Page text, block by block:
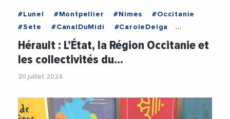
#Lunel #Montpellier #Nimes
#Occitanie
#Sete
#CanalDuMidi
#CaroleDelga
#Europe
#MetropoleDeMontpellier
#PaysDeLOr
#RegionOccitanie
#SeteAgglopoleMediterranee
Hérault : L’État, la Région Occitanie et
les collectivités du…
20 juillet 2024